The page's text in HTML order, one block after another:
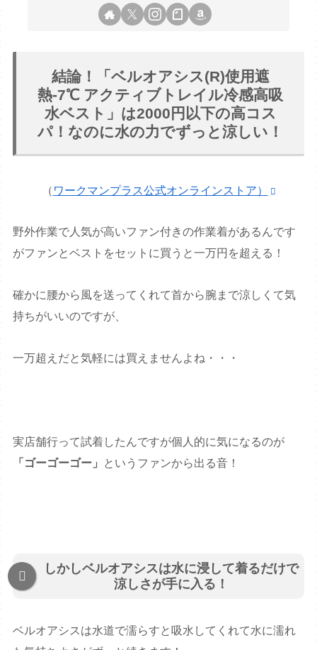
結論！「ベルオアシス(R)使用遮
熱-7℃ アクティブトレイル冷感高吸
水ベスト」は2000円以下の高コス
パ！なのに水の力でずっと涼しい！
（ ワークマンプラス公式オンラインストア）
野外作業で人気が高いファン付きの作業着があるんです
がファンとベストをセットに買うと一万円を超える！
確かに腰から風を送ってくれて首から腕まで涼しくて気
持ちがいいのですが、
一万超えだと気軽には買えませんよね・・・
実店舗行って試着したんですが個人的に気になるのが
「ゴーゴーゴー」
というファンから出る音！
しかしベルオアシスは水に浸して着るだけで
涼しさが手に入る！
ベルオアシスは水道で濡らすと吸水してくれて水に濡れ